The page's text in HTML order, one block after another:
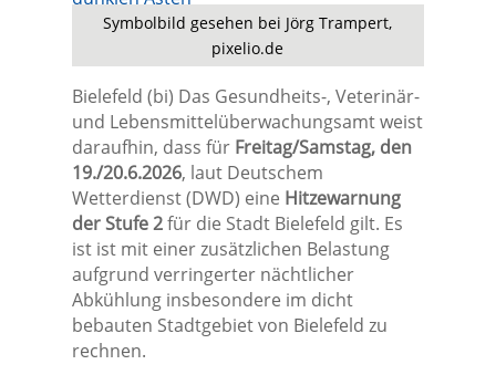
Symbolbild gesehen bei Jörg Trampert,
pixelio.de
Bielefeld (bi) Das Gesundheits-, Veterinär-
und Lebensmittelüberwachungsamt weist
daraufhin, dass für Freitag/Samstag, den
19./20.6.2026, laut Deutschem
Wetterdienst (DWD) eine Hitzewarnung
der Stufe 2für die Stadt Bielefeld gilt. Es
ist ist mit einer zusätzlichen Belastung
aufgrund verringerter nächtlicher
Abkühlung insbesondere im dicht
bebauten Stadtgebiet von Bielefeld zu
rechnen.